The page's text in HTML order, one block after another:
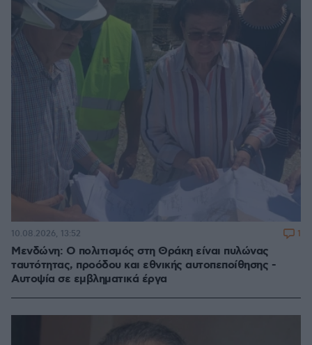
Μενδώνη: Ο πολιτισμός στη Θράκη είναι πυλώνας
ταυτότητας, προόδου και εθνικής αυτοπεποίθησης -
Αυτοψία σε εμβληματικά έργα
10.08.2026, 13:52 1